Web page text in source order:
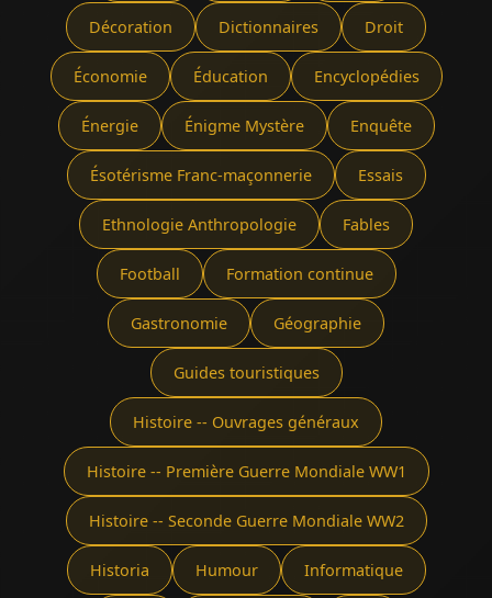
Décoration Dictionnaires Droit
Économie Éducation Encyclopédies
Énergie Énigme Mystère Enquête
Ésotérisme Franc-maçonnerie Essais
Ethnologie Anthropologie Fables
Football Formation continue
Gastronomie Géographie
Guides touristiques
Histoire -- Ouvrages généraux
Histoire -- Première Guerre Mondiale WW1
Histoire -- Seconde Guerre Mondiale WW2
Historia Humour Informatique